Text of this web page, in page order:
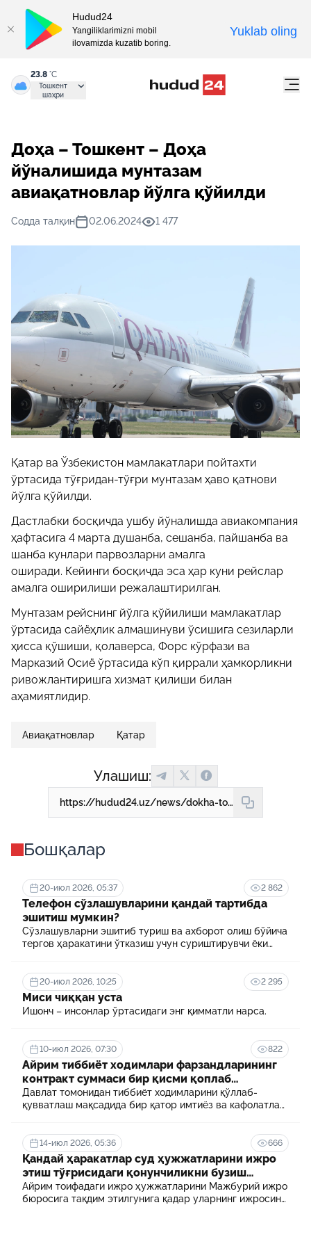
23.8 °C
Тошкент
шаҳри
Доҳа – Тошкент – Доҳа
йўналишида мунтазам
авиақатновлар йўлга қўйилди
Содда талқин 02.06.2024 1 477
Қатар ва Ўзбекистон мамлакатлари пойтахти
ўртасида тўғридан-тўғри мунтазам ҳаво қатнови
йўлга қўйилди.
Дастлабки босқичда ушбу йўналишда авиакомпания
ҳафтасига 4 марта душанба, сешанба, пайшанба ва
шанба кунлари парвозларни амалга
оширади. Кейинги босқичда эса ҳар куни рейслар
амалга оширилиши режалаштирилган.
Мунтазам рейснинг йўлга қўйилиши мамлакатлар
ўртасида сайёҳлик алмашинуви ўсишига сезиларли
ҳисса қўшиши, қолаверса, Форс кўрфази ва
Марказий Осиё ўртасида кўп қиррали ҳамкорликни
ривожлантиришга хизмат қилиши билан
аҳамиятлидир.
Авиақатновлар Қатар
Улашиш:
https://hudud24.uz/news/dokha-toshkent-dokha-iunalishida-muntazam-aviakatnovlar-iulga-kuiildi
Бошқалар
20-июл 2026, 05:37 2 862
Телефон сўзлашувларини қандай тартибда
эшитиш мумкин?
Сўзлашувларни эшитиб туриш ва ахборот олиш бўйича
тергов ҳаракатини ўтказиш учун суриштирувчи ёки
20-июл 2026, 10:25 2 295
Миси чиққан уста
Ишонч – инсонлар ўртасидаги энг қимматли нарса.
10-июл 2026, 07:30 822
Айрим тиббиёт ходимлари фарзандларининг
контракт суммаси бир қисми қоплаб
берилади
Давлат томонидан тиббиёт ходимларини қўллаб-
қувватлаш мақсадида бир қатор имтиёз ва кафолатлар
муассасасида ўқиш учун тўланадиган контракт
маблағининг бир қисмини қоплаб бериш тартибидир
14-июл 2026, 05:36 666
Қандай ҳаракатлар суд ҳужжатларини ижро
этиш тўғрисидаги қонунчиликни бузиш
ҳисобланади? 5 муҳим факт
Айрим тоифадаги ижро ҳужжатларини Мажбурий ижро
бюросига тақдим этилгунига қадар уларнинг ижросини
Hudud24
Yangiliklarimizni mobil
ilovamizda kuzatib boring.
Yuklab oling